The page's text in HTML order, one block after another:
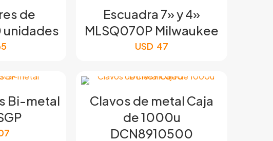
de
unidades
Escuadra 7» y 4»
MLSQ070P Milwaukee
USD 47
Bi-metal
Clavos de metal Caja
de 1000u
DCN8910500